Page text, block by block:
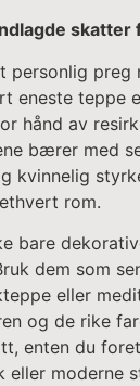
skatter
personlig preg
eneste teppe
hånd av
bærer med
kvinnelig
rom.
bare
dem som
eller
og de rike
enten du
eller moderne